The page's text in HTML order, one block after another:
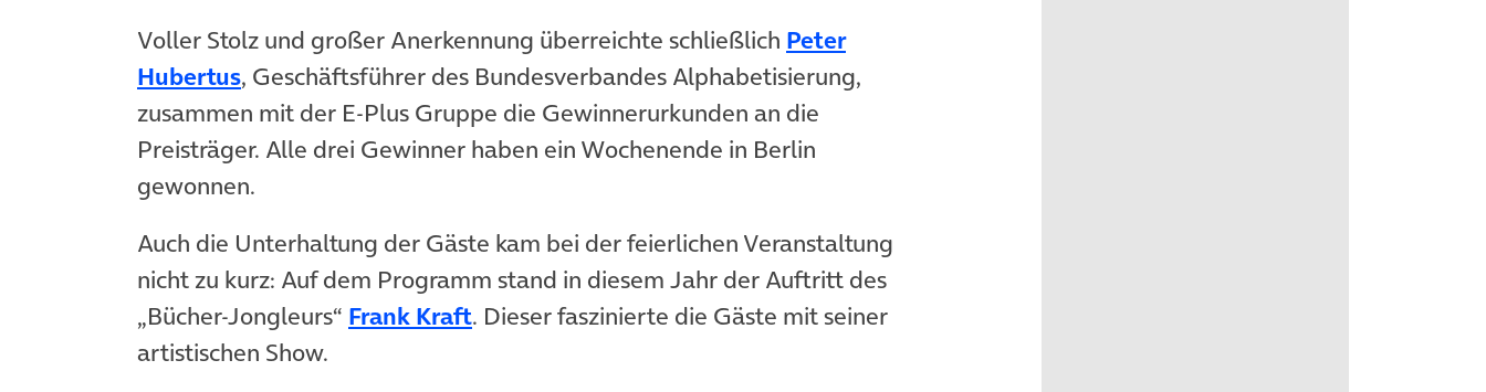
Voller Stolz und großer Anerkennung überreichte schließlich Peter
Hubertus, Geschäftsführer des Bundesverbandes Alphabetisierung,
zusammen mit der E-Plus Gruppe die Gewinnerurkunden an die
Preisträger. Alle drei Gewinner haben ein Wochenende in Berlin
gewonnen.
Auch die Unterhaltung der Gäste kam bei der feierlichen Veranstaltung
nicht zu kurz: Auf dem Programm stand in diesem Jahr der Auftritt des
„Bücher-Jongleurs“ Frank Kraft. Dieser faszinierte die Gäste mit seiner
artistischen Show.